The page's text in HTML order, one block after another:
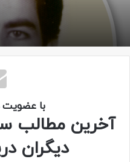
محل شهادت: ماؤوت – قمیش
عملیات: بیت المقدس ۲
مزار: کرج – چهارصددستگاه
تصاویر
با عضویت
آخرین مطالب
دیگران